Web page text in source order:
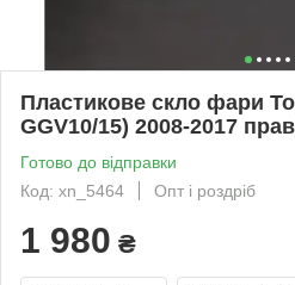
Пластикове скло фари
GGV10/15) 2008-2017
Готово до відправки
Код: xn_5464
Опт і роздріб
1 980 ₴